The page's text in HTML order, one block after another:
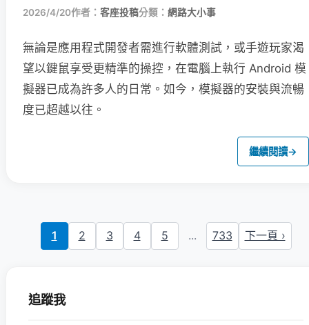
2026/4/20作者： 客座投稿分類： 網路大小事
無論是應用程式開發者需進行軟體測試，或手遊玩家渴
望以鍵鼠享受更精準的操控，在電腦上執行 Android 模
擬器已成為許多人的日常。如今，模擬器的安裝與流暢
度已超越以往。
繼續閱讀→
1 2 3 4 5 ... 733 下一頁 ›
追蹤我